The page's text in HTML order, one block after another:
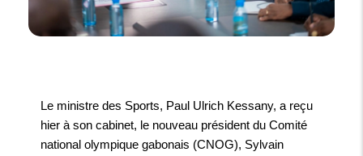
Le ministre des Sports, Paul Ulrich Kessany, a reçu
hier à son cabinet, le nouveau président du Comité
national olympique gabonais (CNOG), Sylvain